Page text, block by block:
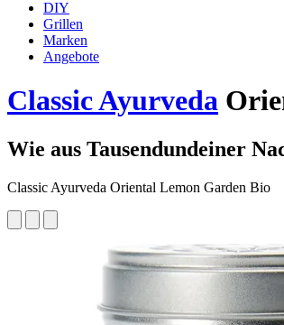
DIY
Grillen
Marken
Angebote
Classic Ayurveda
Wie aus Tausendundeiner
Classic Ayurveda Oriental Lemon Garden Bio